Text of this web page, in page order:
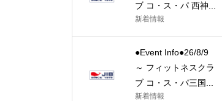
ブ コ・ス・パ 西神...
新着情報
●Event Info●26/8/9
～ フィットネスクラ
ブ コ・ス・パ三国...
新着情報